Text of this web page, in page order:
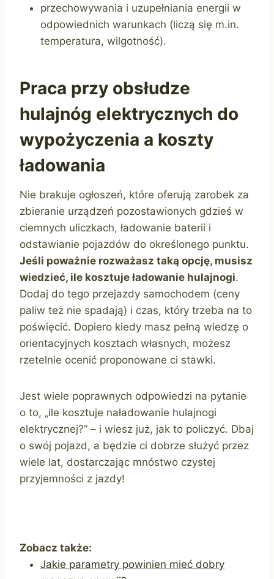
przechowywania i uzupełniania energii w
odpowiednich warunkach (liczą się m.in.
temperatura, wilgotność).
Praca przy obsłudze
hulajnóg elektrycznych do
wypożyczenia a koszty
ładowania
Nie brakuje ogłoszeń, które oferują zarobek za
zbieranie urządzeń pozostawionych gdzieś w
ciemnych uliczkach, ładowanie baterii i
odstawianie pojazdów do określonego punktu.
Jeśli poważnie rozważasz taką opcję, musisz
wiedzieć, ile kosztuje ładowanie hulajnogi.
Dodaj do tego przejazdy samochodem (ceny
paliw też nie spadają) i czas, który trzeba na to
poświęcić. Dopiero kiedy masz pełną wiedzę o
orientacyjnych kosztach własnych, możesz
rzetelnie ocenić proponowane ci stawki.
Jest wiele poprawnych odpowiedzi na pytanie
o to, „ile kosztuje naładowanie hulajnogi
elektrycznej?” – i wiesz już, jak to policzyć. Dbaj
o swój pojazd, a będzie ci dobrze służyć przez
wiele lat, dostarczając mnóstwo czystej
przyjemności z jazdy!
Zobacz także:
Jakie parametry powinien mieć dobry